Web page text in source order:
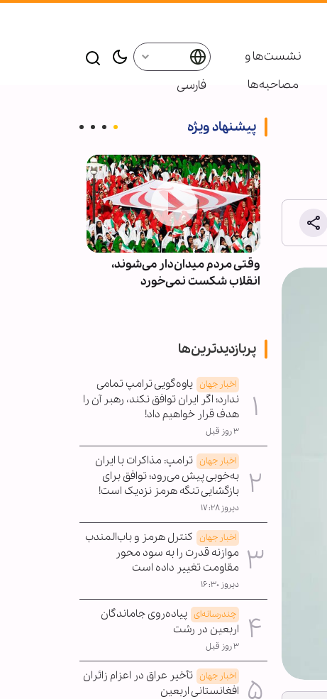
نشست‌ها و
مصاحبه‌ها
فارسی
پیشنهاد ویژه
وقتی مردم میدان‌دار می‌شوند،
انقلاب شکست نمی‌خورد
دو مجله آمریکایی: جنگ
پربازدیدترین‌ها
اخبار جهان یاوه‌گویی ترامپ تمامی
ندارد؛ اگر ایران توافق نکند، رهبر آن را
هدف قرار خواهیم داد!
۳ روز قبل
اخبار جهان ترامپ: مذاکرات با ایران
به‌خوبی پیش می‌رود؛ توافق برای
بازگشایی تنگه هرمز نزدیک است!
دیروز ۱۷:۲۸
اخبار جهان کنترل هرمز و باب‌المندب
موازنه قدرت را به سود محور
مقاومت تغییر داده است
دیروز ۱۶:۳۰
چندرسانه‌ای پیاده‌روی جاماندگان
اربعین در رشت
۳ روز قبل
اخبار جهان تأخیر عراق در اعزام زائران
افغانستانی اربعین